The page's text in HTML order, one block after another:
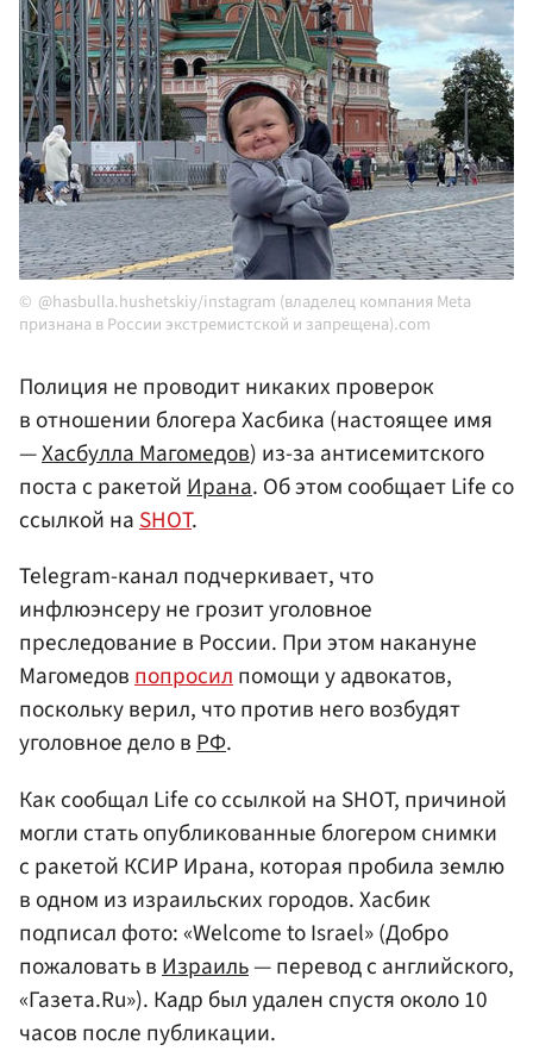
@hasbulla.hushetskiy/instagram (владелец компания Meta
признана в России экстремистской и запрещена).com
Полиция не проводит никаких проверок
в отношении блогера Хасбика (настоящее имя
—Хасбулла Магомедов) из-за антисемитского
поста с ракетойИрана. Об этом сообщает Life со
ссылкой наSHOT.
Telegram-канал подчеркивает, что
инфлюэнсеру не грозит уголовное
преследование в России. При этом накануне
Магомедовпопросилпомощи у адвокатов,
поскольку верил, что против него возбудят
уголовное дело вРФ.
Как сообщал Life со ссылкой на SHOT, причиной
могли стать опубликованные блогером снимки
с ракетой КСИР Ирана, которая пробила землю
в одном из израильских городов. Хасбик
подписал фото: «Welcome to Israel» (Добро
пожаловать в Израиль— перевод с английского,
«Газета.Ru»). Кадр был удален спустя около 10
часов после публикации.